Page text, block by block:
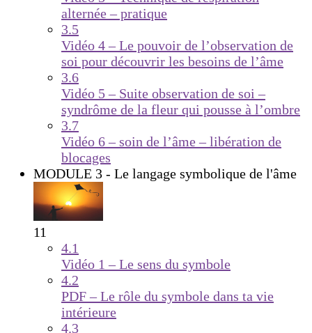
alternée – pratique
3.5
Vidéo 4 – Le pouvoir de l’observation de
soi pour découvrir les besoins de l’âme
3.6
Vidéo 5 – Suite observation de soi –
syndrôme de la fleur qui pousse à l’ombre
3.7
Vidéo 6 – soin de l’âme – libération de
blocages
MODULE 3 - Le langage symbolique de l'âme
11
4.1
Vidéo 1 – Le sens du symbole
4.2
PDF – Le rôle du symbole dans ta vie
intérieure
4.3